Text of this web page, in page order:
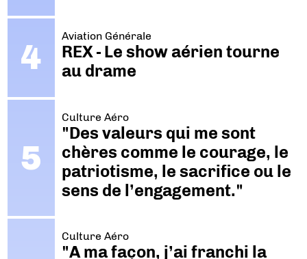
Aviation Générale
REX - Le show aérien tourne
au drame
Culture Aéro
"Des valeurs qui me sont
chères comme le courage, le
patriotisme, le sacrifice ou le
sens de l’engagement."
Culture Aéro
"A ma façon, j’ai franchi la